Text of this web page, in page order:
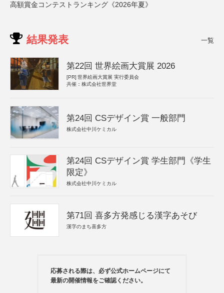
高額賞金コンテストランキング《2026年夏》
結果発表 一覧
第22回 世界絵画大賞展 2026
[PR] 世界絵画大賞展 実行委員会
共催：株式会社世界堂
第24回 CSデザイン賞 一般部門
株式会社中川ケミカル
第24回 CSデザイン賞 学生部門《学生
限定》
株式会社中川ケミカル
第71回 喜多方発感じる漢字あそび
漢字のまち喜多方
応募される際は、必ず公式ホームページにて
最新の開催情報をご確認ください。